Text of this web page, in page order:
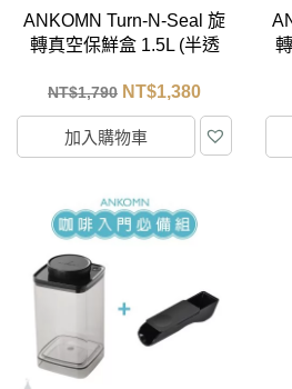
ANKOMN Turn-N-Seal 旋
轉真空保鮮盒 1.5L (半透
NT$1,790 NT$1,380
加入購物車